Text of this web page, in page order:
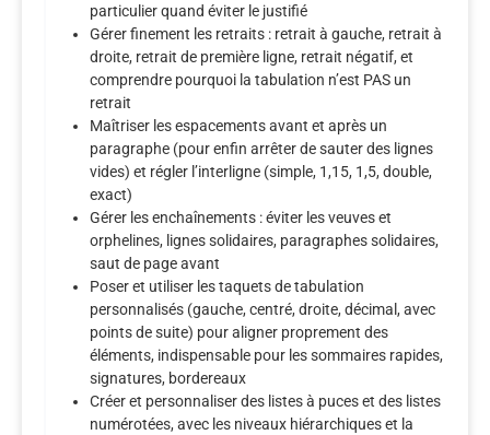
particulier quand éviter le justifié
Gérer finement les retraits : retrait à gauche, retrait à
droite, retrait de première ligne, retrait négatif, et
comprendre pourquoi la tabulation n’est PAS un
retrait
Maîtriser les espacements avant et après un
paragraphe (pour enfin arrêter de sauter des lignes
vides) et régler l’interligne (simple, 1,15, 1,5, double,
exact)
Gérer les enchaînements : éviter les veuves et
orphelines, lignes solidaires, paragraphes solidaires,
saut de page avant
Poser et utiliser les taquets de tabulation
personnalisés (gauche, centré, droite, décimal, avec
points de suite) pour aligner proprement des
éléments, indispensable pour les sommaires rapides,
signatures, bordereaux
Créer et personnaliser des listes à puces et des listes
numérotées, avec les niveaux hiérarchiques et la